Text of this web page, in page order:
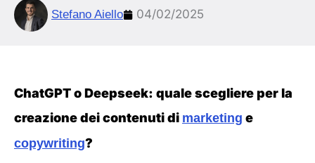
Stefano Aiello 04/02/2025
ChatGPT o Deepseek: quale scegliere per la
creazione dei contenuti di marketing e
copywriting?